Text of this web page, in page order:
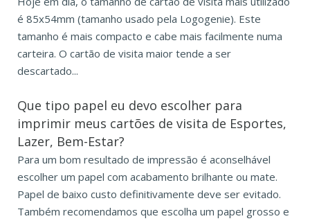
é 85x54mm (tamanho usado pela Logogenie). Este
tamanho é mais compacto e cabe mais facilmente numa
carteira. O cartão de visita maior tende a ser
descartado...
Que tipo papel eu devo escolher para
imprimir meus cartões de visita de Esportes,
Lazer, Bem-Estar?
Para um bom resultado de impressão é aconselhável
escolher um papel com acabamento brilhante ou mate.
Papel de baixo custo definitivamente deve ser evitado.
Também recomendamos que escolha um papel grosso e